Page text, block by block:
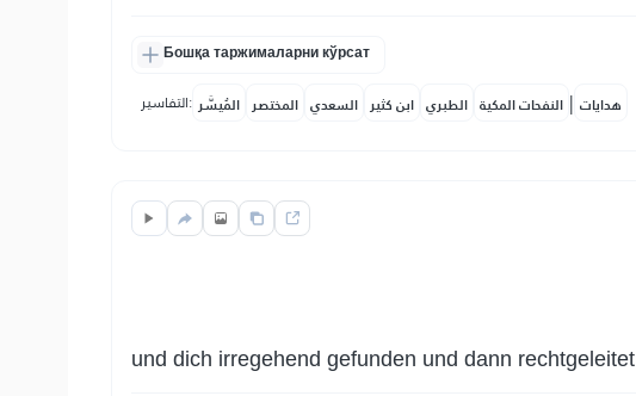
Бошқа таржималарни кўрсат
التفاسير: المُيسَّر المختصر السعدي ابن كثير الطبري النفحات المكية | هدايات
und dich irregehend gefunden und dann rechtgeleitet